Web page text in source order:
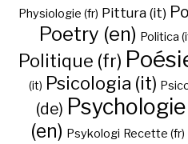
Physiologie (fr) Pittura (it)
Poetry (en) Politica
Politique (fr)
(it) Psicologia (it)
(de)
(en) Psykologi Recette (fr)